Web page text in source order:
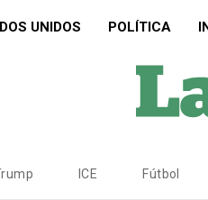
UNIDOS POLÍTICA
ICE Fútbol